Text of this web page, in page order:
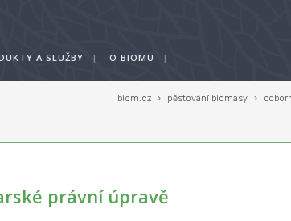
A SLUŽBY | O BIOMU |
biom.cz › pěstování biomasy ›
právní úpravě